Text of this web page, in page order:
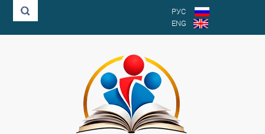
РУС
ENG